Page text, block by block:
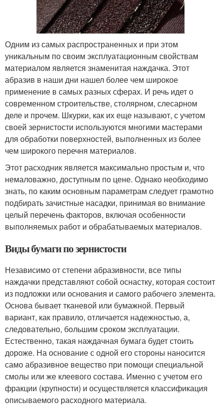
Одним из самых распространенных и при этом
уникальным по своим эксплуатационным свойствам
материалом является знаменитая наждачка. Этот
абразив в наши дни нашел более чем широкое
применение в самых разных сферах. И речь идет о
современном строительстве, столярном, слесарном
деле и прочем. Шкурки, как их еще называют, с учетом
своей зернистости используются многими мастерами
для обработки поверхностей, выполненных из более
чем широкого перечня материалов.
Этот расходник является максимально простым и, что
немаловажно, доступным по цене. Однако необходимо
знать, по каким основным параметрам следует грамотно
подбирать зачистные насадки, принимая во внимание
целый перечень факторов, включая особенности
выполняемых работ и обрабатываемых материалов.
Виды бумаги по зернистости
Независимо от степени абразивности, все типы
наждачки представляют собой оснастку, которая состоит
из подложки или основания и самого рабочего элемента.
Основа бывает тканевой или бумажной. Первый
вариант, как правило, отличается надежностью, а,
следовательно, большим сроком эксплуатации.
Естественно, такая наждачная бумага будет стоить
дороже. На основание с одной его стороны наносится
само абразивное вещество при помощи специальной
смолы или же клеевого состава. Именно с учетом его
фракции (крупности) и осуществляется классификация
описываемого расходного материала.